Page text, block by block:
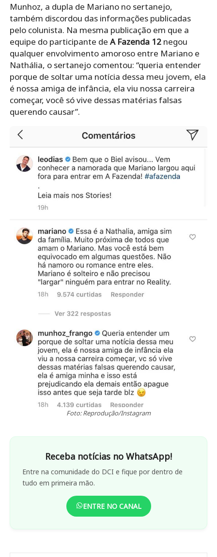
Munhoz, a dupla de Mariano no sertanejo,
também discordou das informações publicadas
pelo colunista. Na mesma publicação em que a
equipe do participante de A Fazenda 12 negou
qualquer envolvimento amoroso entre Mariano e
Nathália, o sertanejo comentou: “queria entender
porque de soltar uma notícia dessa meu jovem, ela
é nossa amiga de infância, ela viu nossa carreira
começar, você só vive dessas matérias falsas
querendo causar”.
Foto: Reprodução/Instagram
Receba notícias no WhatsApp!
Entre na comunidade do DCI e fique por dentro de
tudo em primeira mão.
ENTRE NO CANAL